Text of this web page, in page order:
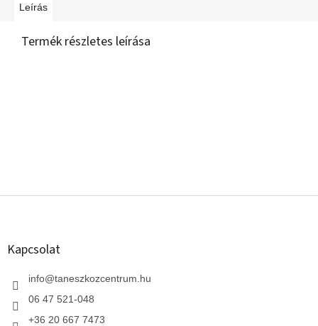
Leírás
Termék részletes leírása
L
Kapcsolat
info@taneszkozcentrum.hu
06 47 521-048
+36 20 667 7473